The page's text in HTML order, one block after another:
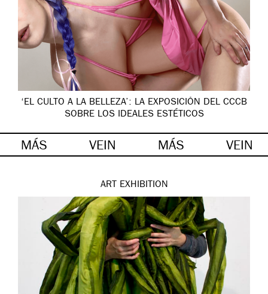
‘EL CULTO A LA BELLEZA’: LA EXPOSICIÓN DEL CCCB
SOBRE LOS IDEALES ESTÉTICOS
MÁS VEIN MÁS VEIN
ART EXHIBITION